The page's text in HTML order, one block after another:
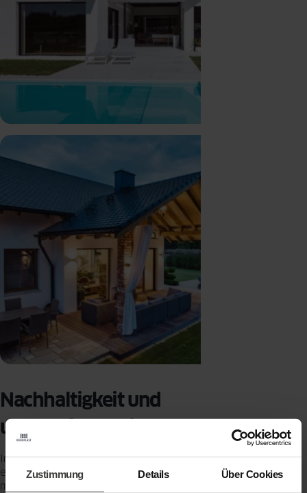
Zustimmung Details Über Cookies
Nachhaltigkeit und
umweltfreundliche Materialien
In der heutigen Zeit ist Nachhaltigkeit nicht nur ein Trend, sondern
eine Notwendigkeit. Ein gemütliches Familienhaus kann sowohl
modern als auch umweltfreundlich gestaltet werden. Die